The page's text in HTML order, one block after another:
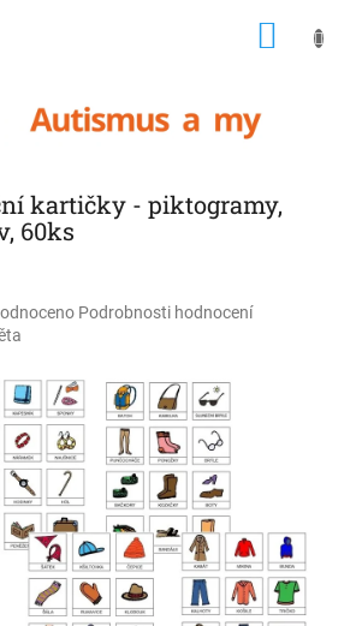
kartičky - piktogramy,
60ks
Podrobnosti hodnocení